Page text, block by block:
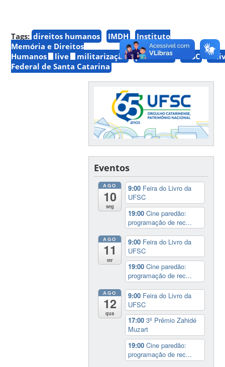
Tags: direitos humanos IMDH
Instituto
Memória e Direitos
Humanos
live militarização pandemia UFSC
Federal de Santa Catarina
Eventos
AGO
10
seg
9:00 Feira do Livro da
UFSC
19:00Cine paredão:
programação de rec...
AGO
11
ter
9:00 Feira do Livro da
UFSC
19:00Cine paredão:
programação de rec...
AGO
12
qua
9:00 Feira do Livro da
UFSC
17:003º Prêmio Zahidé
Muzart
19:00Cine paredão:
programação de rec...